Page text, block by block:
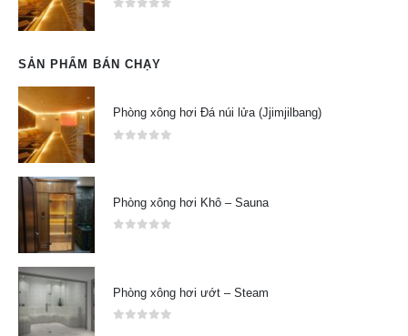
SẢN PHẨM BÁN CHẠY
Phòng xông hơi Đá núi lửa (Jjimjilbang)
Phòng xông hơi Khô – Sauna
Phòng xông hơi ướt – Steam